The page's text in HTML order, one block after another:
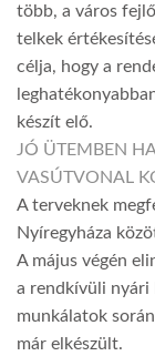
több, a város
telkek
célja, hogy a
készít elő.
JÓ ÜTEMBEN
VASÚTVONAL
A terveknek
Nyíregyháza
A május végén
a rendkívüli nyári
munkálatok
már elkészült.